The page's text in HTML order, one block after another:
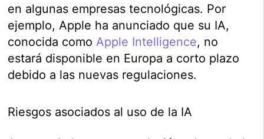
en algunas empresas tecnológicas. Por
ejemplo, Apple ha anunciado que su IA,
conocida comoApple Intelligence, no
estará disponible en Europa a corto plazo
debido a las nuevas regulaciones.
Riesgos asociados al uso de la IA